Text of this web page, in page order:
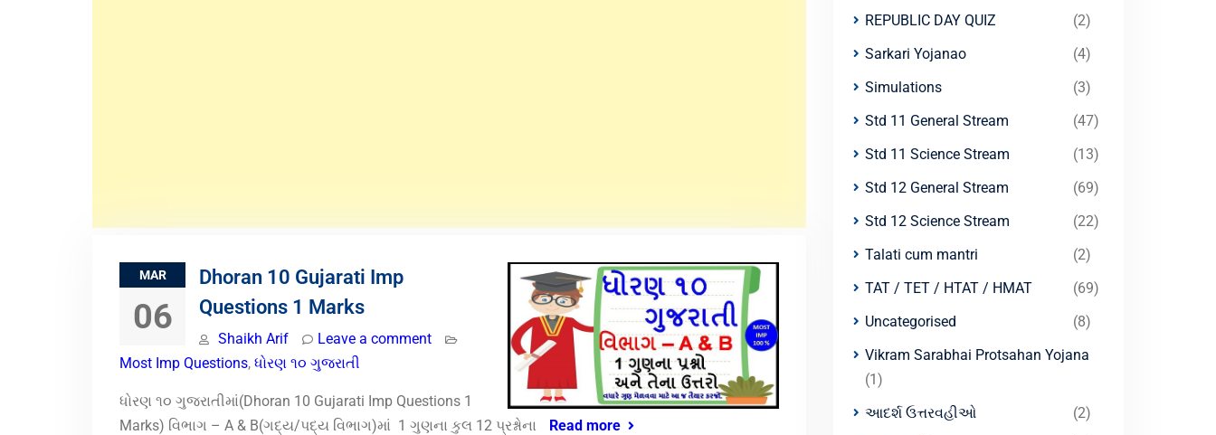
MAR
06
Dhoran 10 Gujarati Imp
Questions 1 Marks
Shaikh Arif
Leave a comment
Most Imp Questions, ધોરણ ૧૦ ગુજરાતી
ધોરણ ૧૦ ગુજરાતીમાં(Dhoran 10 Gujarati Imp Questions 1
Marks) વિભાગ – A & B(ગદ્ય/પદ્ય વિભાગ)માં 1 ગુણના કુલ 12 પ્રશ્નોના
Read more
REPUBLIC DAY QUIZ
(2)
Sarkari Yojanao
(4)
Simulations
(3)
Std 11 General Stream
(47)
Std 11 Science Stream
(13)
Std 12 General Stream
(69)
Std 12 Science Stream
(22)
Talati cum mantri
(2)
TAT / TET / HTAT / HMAT
(69)
Uncategorised
(8)
Vikram Sarabhai Protsahan Yojana
(1)
આદર્શ ઉત્તરવહીઓ
(2)